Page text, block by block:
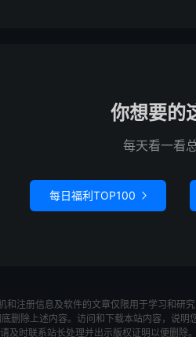
你想要的
每天看一看
每日福利TOP100 
注册信息及软件的文章仅限用于学习和
删除上述内容。访问和下载本站内容，说
及时联系站长处理并出示版权证明以便删